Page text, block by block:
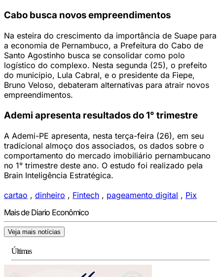
Cabo busca novos empreendimentos
Na esteira do crescimento da importância de Suape para
a economia de Pernambuco, a Prefeitura do Cabo de
Santo Agostinho busca se consolidar como polo
logístico do complexo. Nesta segunda (25), o prefeito
do município, Lula Cabral, e o presidente da Fiepe,
Bruno Veloso, debateram alternativas para atrair novos
empreendimentos.
Ademi apresenta resultados do 1° trimestre
A Ademi-PE apresenta, nesta terça-feira (26), em seu
tradicional almoço dos associados, os dados sobre o
comportamento do mercado imobiliário pernambucano
no 1° trimestre deste ano. O estudo foi realizado pela
Brain Inteligência Estratégica.
cartao , dinheiro , Fintech , pageamento digital , Pix
Mais de Diario Econômico
Veja mais notícias
Últimas